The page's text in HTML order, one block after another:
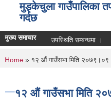
मुड्केचुला गाउँपालिका
गर्दछ
मुख्य समाचारउपस्थिति सम्बन्धमा ।
You are here
Home » १२ औं गाउँसभा मिति
१२ औं गाउँसभा मिति